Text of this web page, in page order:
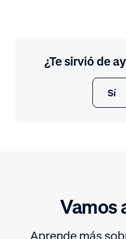
¿Te sirvió de
Sí
Vamos